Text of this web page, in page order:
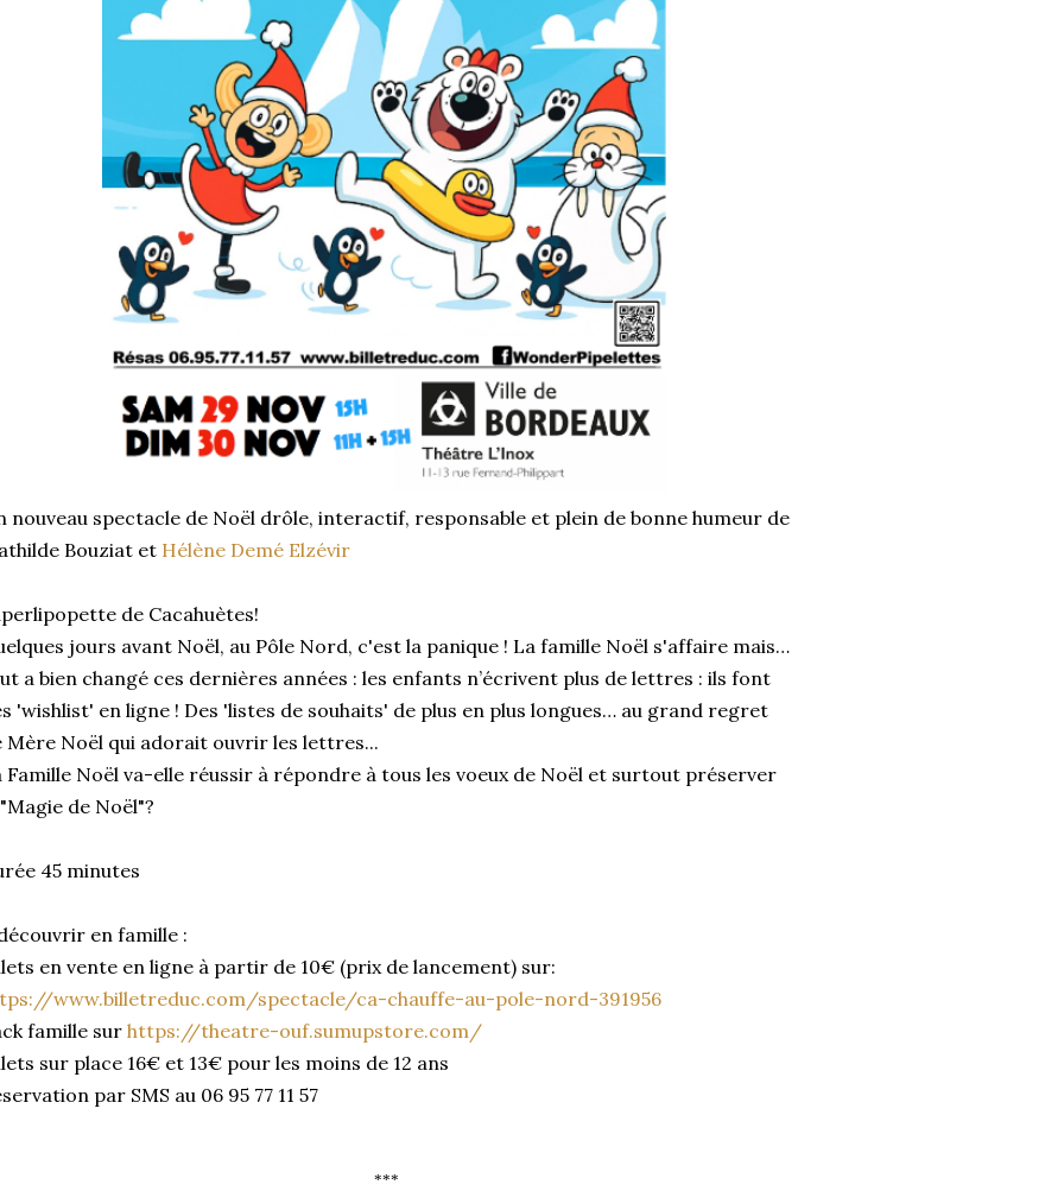
nouveau spectacle de Noël drôle, interactif, responsable et plein de bonne humeur de
Bouziat et Hélène Demé Elzévir
de Cacahuètes!
jours avant Noël, au Pôle Nord, c'est la panique ! La famille Noël s'affaire mais…
a bien changé ces dernières années : les enfants n’écrivent plus de lettres : ils font
'wishlist' en ligne ! Des 'listes de souhaits' de plus en plus longues… au grand regret
Mère Noël qui adorait ouvrir les lettres...
Famille Noël va-elle réussir à répondre à tous les voeux de Noël et surtout préserver
de Noël"?
45 minutes
en famille :
en vente en ligne à partir de 10€ (prix de lancement) sur:
www.billetreduc.com/spectacle/ca-chauffe-au-pole-nord-391956
famille sur https://theatre-ouf.sumupstore.com/
sur place 16€ et 13€ pour les moins de 12 ans
par SMS au 06 95 77 11 57
***